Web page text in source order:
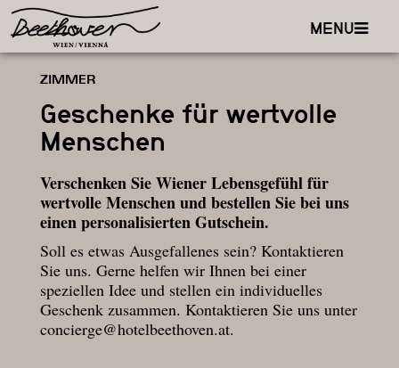
MENU
ZIMMER
Geschenke für wertvolle
Menschen
Verschenken Sie Wiener Lebensgefühl für
wertvolle Menschen und bestellen Sie bei uns
einen personalisierten Gutschein.
Soll es etwas Ausgefallenes sein? Kontaktieren
Sie uns. Gerne helfen wir Ihnen bei einer
speziellen Idee und stellen ein individuelles
Geschenk zusammen. Kontaktieren Sie uns unter
concierge@hotelbeethoven.at.